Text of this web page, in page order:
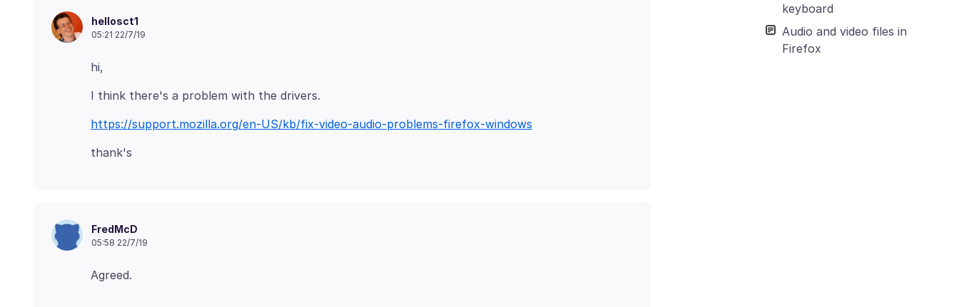
keyboard
Audio and video files in
Firefox
hellosct1
05:21 22/7/19
https://support.mozilla.org/en-US/kb/fix-video-audio-problems-firefox-windows
FredMcD
05:58 22/7/19